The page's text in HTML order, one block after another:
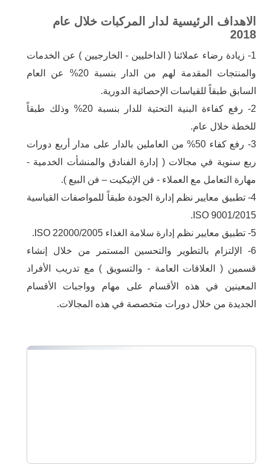
الاهداف الرئيسية لدار المركبات خلال عام
2018
1- زيادة رضاء عملائنا ( الداخليين - الخارجيين ) عن الخدمات
والمنتجات المقدمة لهم من الدار بنسبة 20% عن العام
السابق طبقاً للقياسات الإحصائية الدورية.
2- رفع كفاءة البنية التحتية للدار بنسبة 20% وذلك طبقاً
للخطة خلال عام.
3- رفع كفاء 50% من العاملين بالدار على مدار أربع دورات
ربع سنوية في مجالات ( إدارة الفنادق والمنشأت الخدمية -
مهارة التعامل مع العملاء - فن الإتيكيت – فن البيع ).
4- تطبيق معايير نظم إدارة الجودة طبقاً للمواصفات القياسية
ISO 9001/2015.
5- تطبيق معايير نظم إدارة سلامة الغذاء ISO 22000/2005.
6- الإلتزام بالتطوير والتحسين المستمر من خلال إنشاء
قسمين ( العلاقات العامة - والتسويق ) مع تدريب الأفراد
المعينين في هذه الأقسام على مهام وواجبات الأقسام
الجديدة من خلال دورات متخصصة في هذه المجالات.